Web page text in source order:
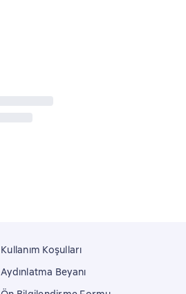
Kullanım Koşulları
Aydınlatma Beyanı